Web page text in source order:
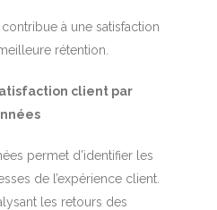
à une satisfaction
rétention.
client par
permet d’identifier les
de l’expérience client.
les retours des